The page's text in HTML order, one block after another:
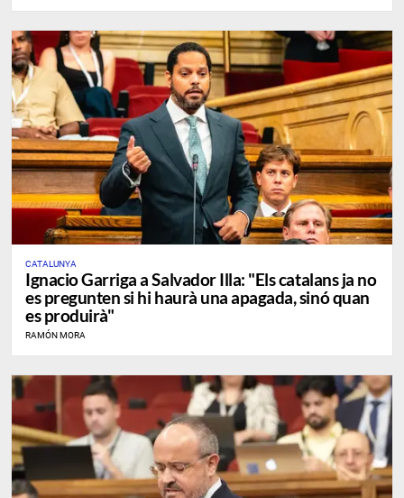
CATALUNYA
Ignacio Garriga a Salvador Illa: "Els catalans ja no
es pregunten si hi haurà una apagada, sinó quan
es produirà"
RAMÓN MORA